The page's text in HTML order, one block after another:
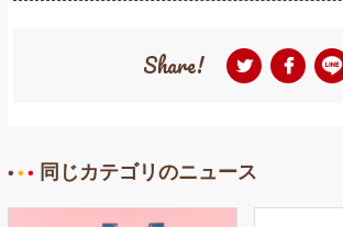
Share!
同じカテゴリのニュース